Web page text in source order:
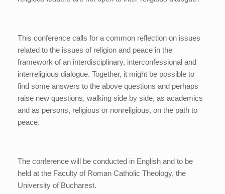
This conference calls for a common reflection on issues
related to the issues of religion and peace in the
framework of an interdisciplinary, interconfessional and
interreligious dialogue. Together, it might be possible to
find some answers to the above questions and perhaps
raise new questions, walking side by side, as academics
and as persons, religious or nonreligious, on the path to
peace.
The conference will be conducted in English and to be
held at the Faculty of Roman Catholic Theology, the
University of Bucharest.